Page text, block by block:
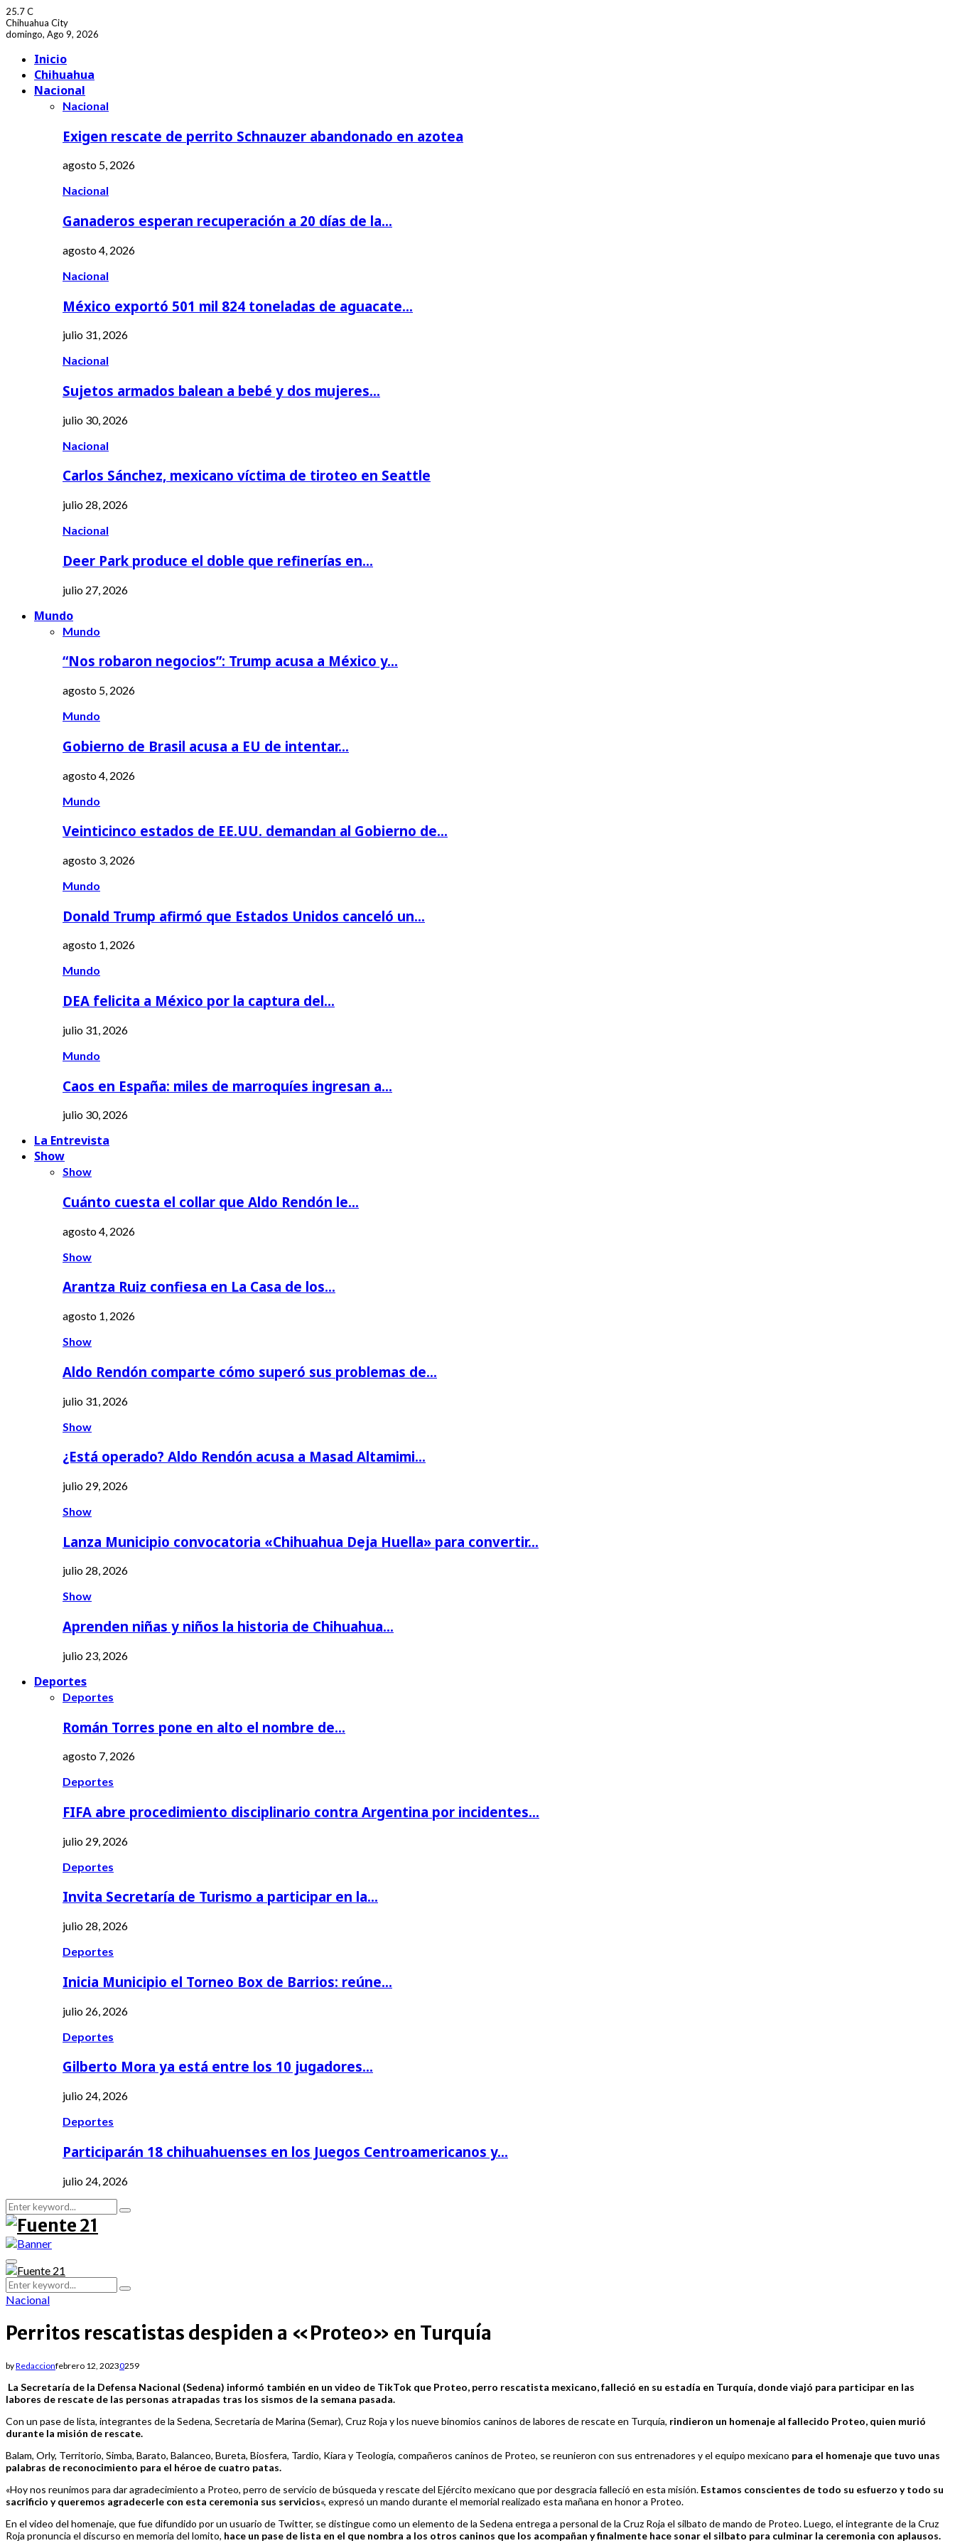
25.7C
Chihuahua City
domingo, Ago 9, 2026
Inicio
Chihuahua
Nacional
Nacional
Exigen rescate de perrito Schnauzer abandonado en azotea
agosto 5, 2026
Nacional
Ganaderos esperan recuperación a 20 días de la…
agosto 4, 2026
Nacional
México exportó 501 mil 824 toneladas de aguacate…
julio 31, 2026
Nacional
Sujetos armados balean a bebé y dos mujeres…
julio 30, 2026
Nacional
Carlos Sánchez, mexicano víctima de tiroteo en Seattle
julio 28, 2026
Nacional
Deer Park produce el doble que refinerías en…
julio 27, 2026
Mundo
Mundo
“Nos robaron negocios”: Trump acusa a México y…
agosto 5, 2026
Mundo
Gobierno de Brasil acusa a EU de intentar…
agosto 4, 2026
Mundo
Veinticinco estados de EE.UU. demandan al Gobierno de…
agosto 3, 2026
Mundo
Donald Trump afirmó que Estados Unidos canceló un…
agosto 1, 2026
Mundo
DEA felicita a México por la captura del…
julio 31, 2026
Mundo
Caos en España: miles de marroquíes ingresan a…
julio 30, 2026
La Entrevista
Show
Show
Cuánto cuesta el collar que Aldo Rendón le…
agosto 4, 2026
Show
Arantza Ruiz confiesa en La Casa de los…
agosto 1, 2026
Show
Aldo Rendón comparte cómo superó sus problemas de…
julio 31, 2026
Show
¿Está operado? Aldo Rendón acusa a Masad Altamimi…
julio 29, 2026
Show
Lanza Municipio convocatoria «Chihuahua Deja Huella» para convertir…
julio 28, 2026
Show
Aprenden niñas y niños la historia de Chihuahua…
julio 23, 2026
Deportes
Deportes
Román Torres pone en alto el nombre de…
agosto 7, 2026
Deportes
FIFA abre procedimiento disciplinario contra Argentina por incidentes…
julio 29, 2026
Deportes
Invita Secretaría de Turismo a participar en la…
julio 28, 2026
Deportes
Inicia Municipio el Torneo Box de Barrios: reúne…
julio 26, 2026
Deportes
Gilberto Mora ya está entre los 10 jugadores…
julio 24, 2026
Deportes
Participarán 18 chihuahuenses en los Juegos Centroamericanos y…
julio 24, 2026
Search
for:
Search
Primary
Menu
Search
for:
Search
Nacional
Perritos rescatistas despiden a «Proteo» en Turquía
byRedaccionfebrero 12, 20230259
La Secretaría de la Defensa Nacional (Sedena) informó también en un video de TikTok que Proteo, perro rescatista mexicano, falleció en su estadía en Turquía, donde viajó para participar en las
labores de rescate de las personas atrapadas tras los sismos de la semana pasada.
Con un pase de lista, integrantes de la Sedena, Secretaría de Marina (Semar), Cruz Roja y los nueve binomios caninos de labores de rescate en Turquía, rindieron un homenaje al fallecido Proteo, quien murió
durante la misión de rescate.
Balam, Orly, Territorio, Simba, Barato, Balanceo, Bureta, Biosfera, Tardio, Kiara y Teología, compañeros caninos de Proteo, se reunieron con sus entrenadores y el equipo mexicano para el homenaje que tuvo unas
palabras de reconocimiento para el héroe de cuatro patas.
«Hoy nos reunimos para dar agradecimiento a Proteo, perro de servicio de búsqueda y rescate del Ejército mexicano que por desgracia falleció en esta misión. Estamos conscientes de todo su esfuerzo y todo su
sacrificio y queremos agradecerle con esta ceremonia sus servicios«, expresó un mando durante el memorial realizado esta mañana en honor a Proteo.
En el video del homenaje, que fue difundido por un usuario de Twitter, se distingue como un elemento de la Sedena entrega a personal de la Cruz Roja el silbato de mando de Proteo. Luego, el integrante de la Cruz
Roja pronuncia el discurso en memoria del lomito, hace un pase de lista en el que nombra a los otros caninos que los acompañan y finalmente hace sonar el silbato para culminar la ceremonia con aplausos.